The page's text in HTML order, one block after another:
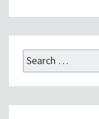
Search
for: